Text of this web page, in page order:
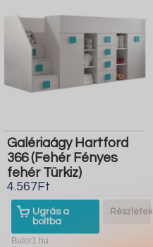
Galériaágy Hartford
366 (Fehér Fényes
fehér Türkiz)
4.567Ft
Ugrás a
boltba
Részletek
Butor1.hu